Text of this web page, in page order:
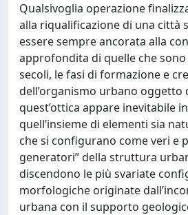
Qualsivoglia operazione
alla riqualificazione di una città
essere sempre ancorata alla
approfondita di quelle che
secoli, le fasi di formazione e
dell’organismo urbano oggetto
quest’ottica appare inevitabile
quell’insieme di elementi sia
che si configurano come veri e
generatori” della struttura
discendono le più svariate
morfologiche originate
urbana con il supporto